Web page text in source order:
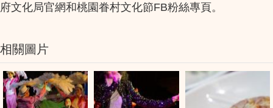
府文化局官網和桃園眷村文化節FB粉絲專頁。
相關圖片